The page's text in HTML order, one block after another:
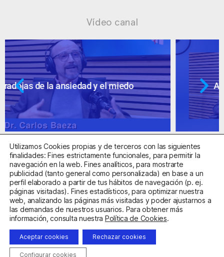
Vídeo canal
Ansiedad: supuestos cuestionables
Centro Sanitario Autorizado con el código E08737002
Aviso LegalPolítica de PrivacidadPolítica de Cookies
Clínica de la Ansiedad. Teléfonos:932263020
Correo:
Utilizamos Cookies propias y de terceros con las siguientes
finalidades: Fines estrictamente funcionales, para permitir la
navegación en la web. Fines analíticos, para mostrarte
publicidad (tanto general como personalizada) en base a un
perfil elaborado a partir de tus hábitos de navegación (p. ej.
páginas visitadas). Fines estadísticos, para optimizar nuestra
web, analizando las páginas más visitadas y poder ajustarnos a
las demandas de nuestros usuarios. Para obtener más
información, consulta nuestra Política de Cookies.
Aceptar cookies Rechazar cookies
Configurar cookies